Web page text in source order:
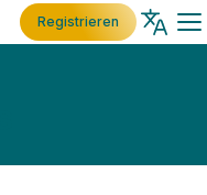
Registrieren